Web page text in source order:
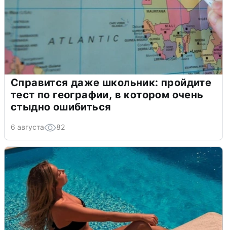
Справится даже школьник: пройдите
тест по географии, в котором очень
стыдно ошибиться
6 августа 82